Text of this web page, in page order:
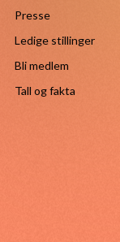
Presse
Ledige stillinger
Bli medlem
Tall og fakta